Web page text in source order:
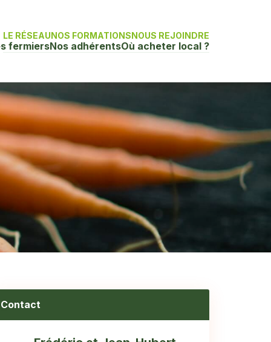
LE RÉSEAUNOS FORMATIONSNOUS REJOINDRE
fermiersNos adhérentsOù acheter local ?
Contact